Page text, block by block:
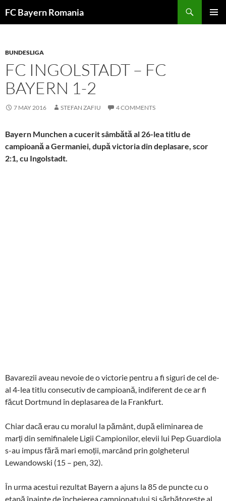
toFC Bayern Romania
BUNDESLIGA
FC INGOLSTADT – FC
BAYERN 1-2
7 MAY 2016 STEFAN ZAFIU 4 COMMENTS
Bayern Munchen a cucerit sâmbătă al 26-lea titlu de
campioană a Germaniei, după victoria din deplasare, scor
2:1, cu Ingolstadt.
Bavarezii aveau nevoie de o victorie pentru a fi siguri de cel de-
al 4-lea titlu consecutiv de campioană, indiferent de ce ar fi
făcut Dortmund în deplasarea de la Frankfurt.
Chiar dacă erau cu moralul la pământ, după eliminarea de
marți din semifinalele Ligii Campionilor, elevii lui Pep Guardiola
s-au impus fără mari emoții, marcând prin golgheterul
Lewandowski (15 – pen, 32).
În urma acestui rezultat Bayern a ajuns la 85 de puncte cu o
etapă înainte de încheierea campionatului și sărbătorește al